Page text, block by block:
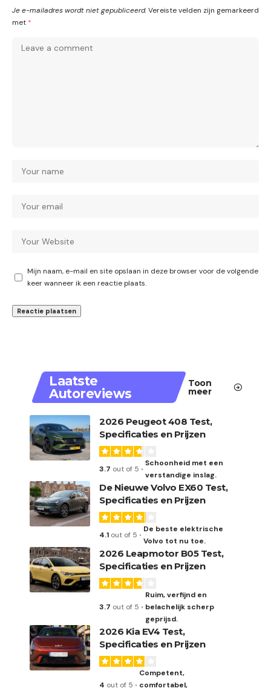
Je e-mailadres wordt niet gepubliceerd.Vereiste velden zijn gemarkeerd
met *
Mijn naam, e-mail en site opslaan in deze browser voor de volgende
keer wanneer ik een reactie plaats.
Laatste
Autoreviews
Toon
meer
2026 Peugeot 408 Test,
Specificaties en Prijzen
3.7 out of 5
Schoonheid met een
verstandige inslag.
De Nieuwe Volvo EX60 Test,
Specificaties en Prijzen
4.1 out of 5
De beste elektrische
Volvo tot nu toe.
2026 Leapmotor B05 Test,
Specificaties en Prijzen
3.7 out of 5
Ruim, verfijnd en
belachelijk scherp
geprijsd.
2026 Kia EV4 Test,
Specificaties en Prijzen
4 out of 5
Competent,
comfortabel,